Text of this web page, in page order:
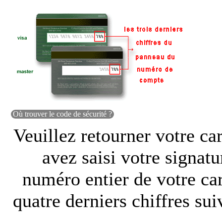
Où trouver le code de sécurité ?
Veuillez retourner votre
avez saisi votre
numéro entier de votre
quatre derniers chiffres